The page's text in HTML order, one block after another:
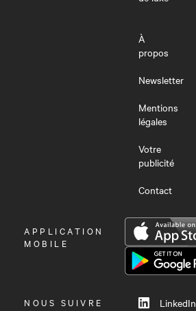
À
propos
Newsletter
Mentions
légales
Votre
publicité
Contact
OUVRIR
LE
APPLICATION
MOBILE
NOUS SUIVRE
LinkedIn